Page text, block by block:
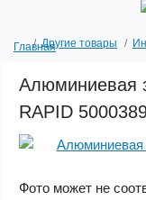
ГлавнаяДругие товары
Алюминиевая
RAPID
Фото может не